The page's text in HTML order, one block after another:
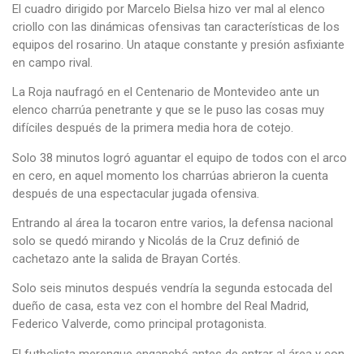
El cuadro dirigido por Marcelo Bielsa hizo ver mal al elenco
criollo con las dinámicas ofensivas tan características de los
equipos del rosarino. Un ataque constante y presión asfixiante
en campo rival.
La Roja naufragó en el Centenario de Montevideo ante un
elenco charrúa penetrante y que se le puso las cosas muy
difíciles después de la primera media hora de cotejo.
Solo 38 minutos logró aguantar el equipo de todos con el arco
en cero, en aquel momento los charrúas abrieron la cuenta
después de una espectacular jugada ofensiva.
Entrando al área la tocaron entre varios, la defensa nacional
solo se quedó mirando y Nicolás de la Cruz definió de
cachetazo ante la salida de Brayan Cortés.
Solo seis minutos después vendría la segunda estocada del
dueño de casa, esta vez con el hombre del Real Madrid,
Federico Valverde, como principal protagonista.